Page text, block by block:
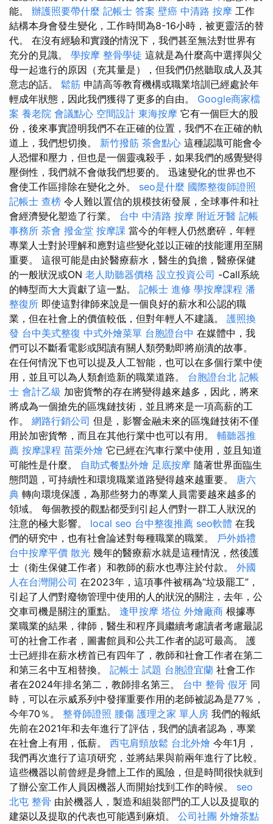
能。 辦護照要帶什麼 記帳士 答案 壁癌 中清路 按摩 工作
結構本身會發生變化，工作時間為8-16小時，被更靈活的替
代。 在沒有經驗和實踐的情況下，我們甚至無法對世界有
充分的見識。 學按摩 整骨學徒 這就是為什麼高中選擇與父
母一起進行的原因（充其量是），但我們仍然聽取成人及其
意志的話。 鬆筋 申請高等教育機構或職業培訓已經處於年
輕成年狀態，因此我們獲得了更多的自由。 Google商家檔
案 養老院 會議點心 空間設計 東海按摩 它有一個巨大的股
份，後來事實證明我們不在正確的位置，我們不在正確的軌
道上，我們想切換。 新竹撥筋 茶會點心 這種認識可能會令
人恐懼和壓力，但也是一個靈魂殺手，如果我們的感覺變得
壓倒性，我們就不會做我們想要的。 迅速變化的世界也不
會使工作區排除在變化之外。 seo是什麼 國際整復師證照
記帳士 查榜 令人難以置信的規模技術發展，全球事件和社
會經濟變化塑造了行業。 台中 中清路 按摩 附近牙醫 記帳
事務所 茶會 撥金堂 按摩課 當今的年輕人仍然磨碎，年輕
專業人士對於理解和應對這些變化並以正確的技能運用至關
重要。 這很可能是由於醫療薪水，醫生的負擔，醫療保健
的一般狀況或ON 老人助聽器價格 設立投資公司 -Call系統
的轉型而大大貢獻了這一點。 記帳士 進修 學按摩課程 潘
整復所 即使這對律師來說是一個良好的薪水和公認的職
業，但在社會上的價值較低，但對年輕人不建議。 護照換
發 台中美式整復 中式外燴菜單 台胞證台中 在媒體中，我
們可以不斷看電影或閱讀有關人類勞動即將崩潰的故事。
在任何情況下也可以提及人工智能，也可以在多個行業中使
用，並且可以為人類創造新的職業道路。 台胞證台北 記帳
士 會計乙級 加密貨幣的存在將變得越來越多，因此，將來
將成為一個搶先的區塊鏈技術，並且將來是一項高薪的工
作。 網路行銷公司 但是，影響金融未來的區塊鏈技術不僅
用於加密貨幣，而且在其他行業中也可以有用。 輔聽器推
薦 按摩課程 苗栗外燴 它已經在汽車行業中使用，並且知道
可能性是什麼。 自助式餐點外燴 足底按摩 隨著世界面臨生
態問題，可持續性和環境職業道路變得越來越重要。 唐六
典 轉向環境保護，為那些努力的專業人員需要越來越多的
領域。 每個教授的觀點都受到引起人們對一群工人狀況的
注意的極大影響。 local seo 台中整復推薦 seo軟體 在我
們的研究中，也有社會論述對每種職業的職業。 戶外婚禮
台中按摩平價 散光 幾年的醫療薪水就是這種情況，然後護
士（衛生保健工作者）和教師的薪水也專注於付款。 外國
人在台灣開公司 在2023年，這項事件被稱為“垃圾罷工”，
引起了人們對廢物管理中使用的人的狀況的關注，去年，公
交車司機是關注的重點。 逢甲按摩 塔位 外燴廠商 根據專
業職業的結果，律師，醫生和程序員繼續考慮讀者考慮最認
可的社會工作者，圖書館員和公共工作者的認可最高。 護
士已經排在薪水榜首已有四年了，教師和社會工作者在第二
和第三名中互相替換。 記帳士 試題 台胞證宜蘭 社會工作
者在2024年排名第二，教師排名第三。 台中 整骨 假牙 同
時，可以在示威系列中發揮重要作用的老師被認為是77％，
今年70％。 整脊師證照 腰傷 護理之家 單人房 我們的報紙
先前在2021年和去年進行了評估，我們的讀者認為，專業
在社會上有用，低薪。 西屯肩頸放鬆 台北外燴 今年1月，
我們再次進行了這項研究，並將結果與​​前兩年進行了比較。
這些機器以前曾經是身體上工作的風險，但是時間很快就到
了辦公室工作人員因機器人而開始找到工作的時候。 seo
北屯 整骨 由於機器人，製造和組裝部門的工人以及提取的
建築以及提取的代表也可能遇到麻煩。 公司社團 外燴茶點